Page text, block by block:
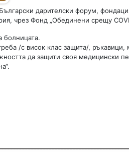
дарителски форум,
чрез Фонд „Обединени срещу
болницата.
/с висок клас защита/, ръкавици,
да защити своя медицински